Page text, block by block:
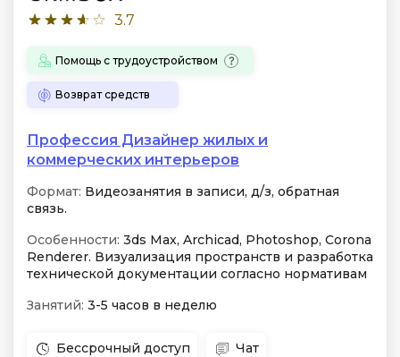
3.7
Помощь с трудоустройством
Возврат средств
Профессия Дизайнер жилых и
коммерческих интерьеров
Формат: Видеозанятия в записи, д/з, обратная
связь.
Особенности: 3ds Max, Archicad, Photoshop, Corona
Renderer. Визуализация пространств и разработка
технической документации согласно нормативам
Занятий: 3-5 часов в неделю
Бессрочный доступ Чат